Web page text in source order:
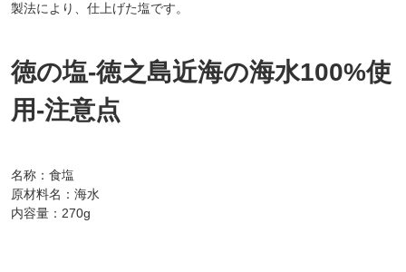
製法により、仕上げた塩です。
徳の塩-徳之島近海の海水100%使
用-注意点
名称：食塩
原材料名：海水
内容量：270g